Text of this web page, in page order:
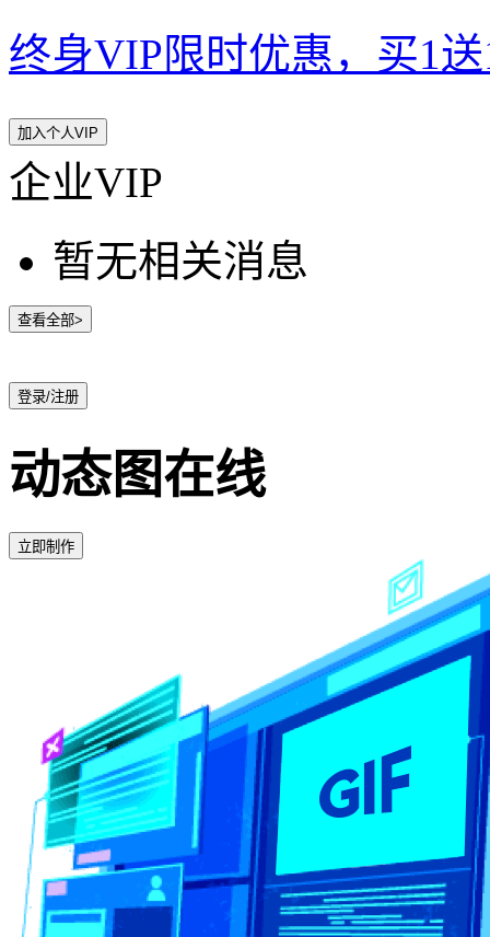
终身VIP限时优惠，买1
加入个人VIP
企业VIP
暂无相关消息
查看全部>
登录/注册
动态图在线
立即制作